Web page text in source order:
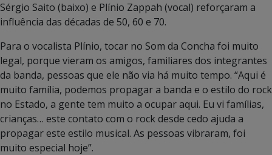
Sérgio Saito (baixo) e Plínio Zappah (vocal) reforçaram a
influência das décadas de 50, 60 e 70.
Para o vocalista Plínio, tocar no Som da Concha foi muito
legal, porque vieram os amigos, familiares dos integrantes
da banda, pessoas que ele não via há muito tempo. “Aqui é
muito família, podemos propagar a banda e o estilo do rock
no Estado, a gente tem muito a ocupar aqui. Eu vi famílias,
crianças… este contato com o rock desde cedo ajuda a
propagar este estilo musical. As pessoas vibraram, foi
muito especial hoje”.